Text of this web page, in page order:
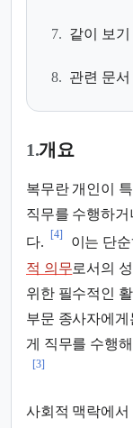
7. 같이 보기
8. 관련 문서
1.개요
복무란 개인이
직무를 수행하
다.
[4]
이는 단
적 의무로서의
위한 필수적인
부문 종사자에게
게 직무를 수행
[3]
사회적 맥락에